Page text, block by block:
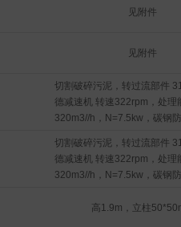
置、故障等信号分别通过端
DCS 控制系统远方控制接点
4～20mA 开度调节信号和反
20mA 开度信号。
8. 按钮：“开-停-关”；正反向
9. 转换开关的位置信号及设
厂内可编程控制器或 DCS 控
10. 控制回路预留厂内可编程
DCS 控制系统远方控制接点
4～20mA 开度调节信号和反
20mA 开度信号。
见附件
见附件
切割破碎污泥，转过流部件
德减速机 转速322rpm，处理
320m3//h，N=7.5kw，碳钢
切割破碎污泥，转过流部件
德减速机 转速322rpm，处理
320m3//h，N=7.5kw，碳钢
高1.9m，立柱